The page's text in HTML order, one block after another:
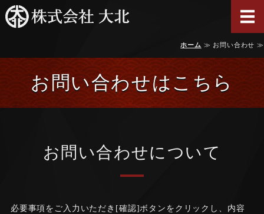
株式会社 大北｜
商品紹介
会社案内
お問い合わせ
ホーム ≫ お問い合わせ ≫
お問い合わせはこちら
お問い合わせについて
必要事項をご入力いただき[確認]ボタンをクリックし、内容